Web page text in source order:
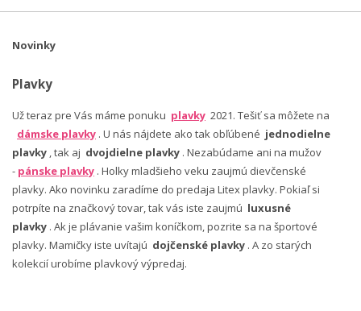
Novinky
Plavky
Už teraz pre Vás máme ponuku plavky 2021. Tešiť sa môžete na
dámske plavky . U nás nájdete ako tak obľúbené jednodielne
plavky , tak aj dvojdielne plavky . Nezabúdame ani na mužov
- pánske plavky . Holky mladšieho veku zaujmú dievčenské
plavky. Ako novinku zaradíme do predaja Litex plavky. Pokiaľ si
potrpíte na značkový tovar, tak vás iste zaujmú luxusné
plavky . Ak je plávanie vašim koníčkom, pozrite sa na športové
plavky. Mamičky iste uvítajú dojčenské plavky . A zo starých
kolekcií urobíme plavkový výpredaj.